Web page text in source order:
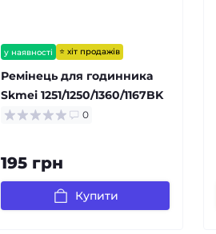
у наявності ⭐ хіт продажів
Ремінець для годинника
Skmei 1251/1250/1360/1167BK
Black
0
195 грн
Купити